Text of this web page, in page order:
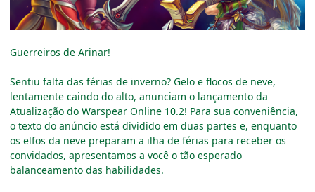
Guerreiros de Arinar!
Sentiu falta das férias de inverno? Gelo e flocos de neve,
lentamente caindo do alto, anunciam o lançamento da
Atualização do Warspear Online 10.2! Para sua conveniência,
o texto do anúncio está dividido em duas partes e, enquanto
os elfos da neve preparam a ilha de férias para receber os
convidados, apresentamos a você o tão esperado
balanceamento das habilidades.